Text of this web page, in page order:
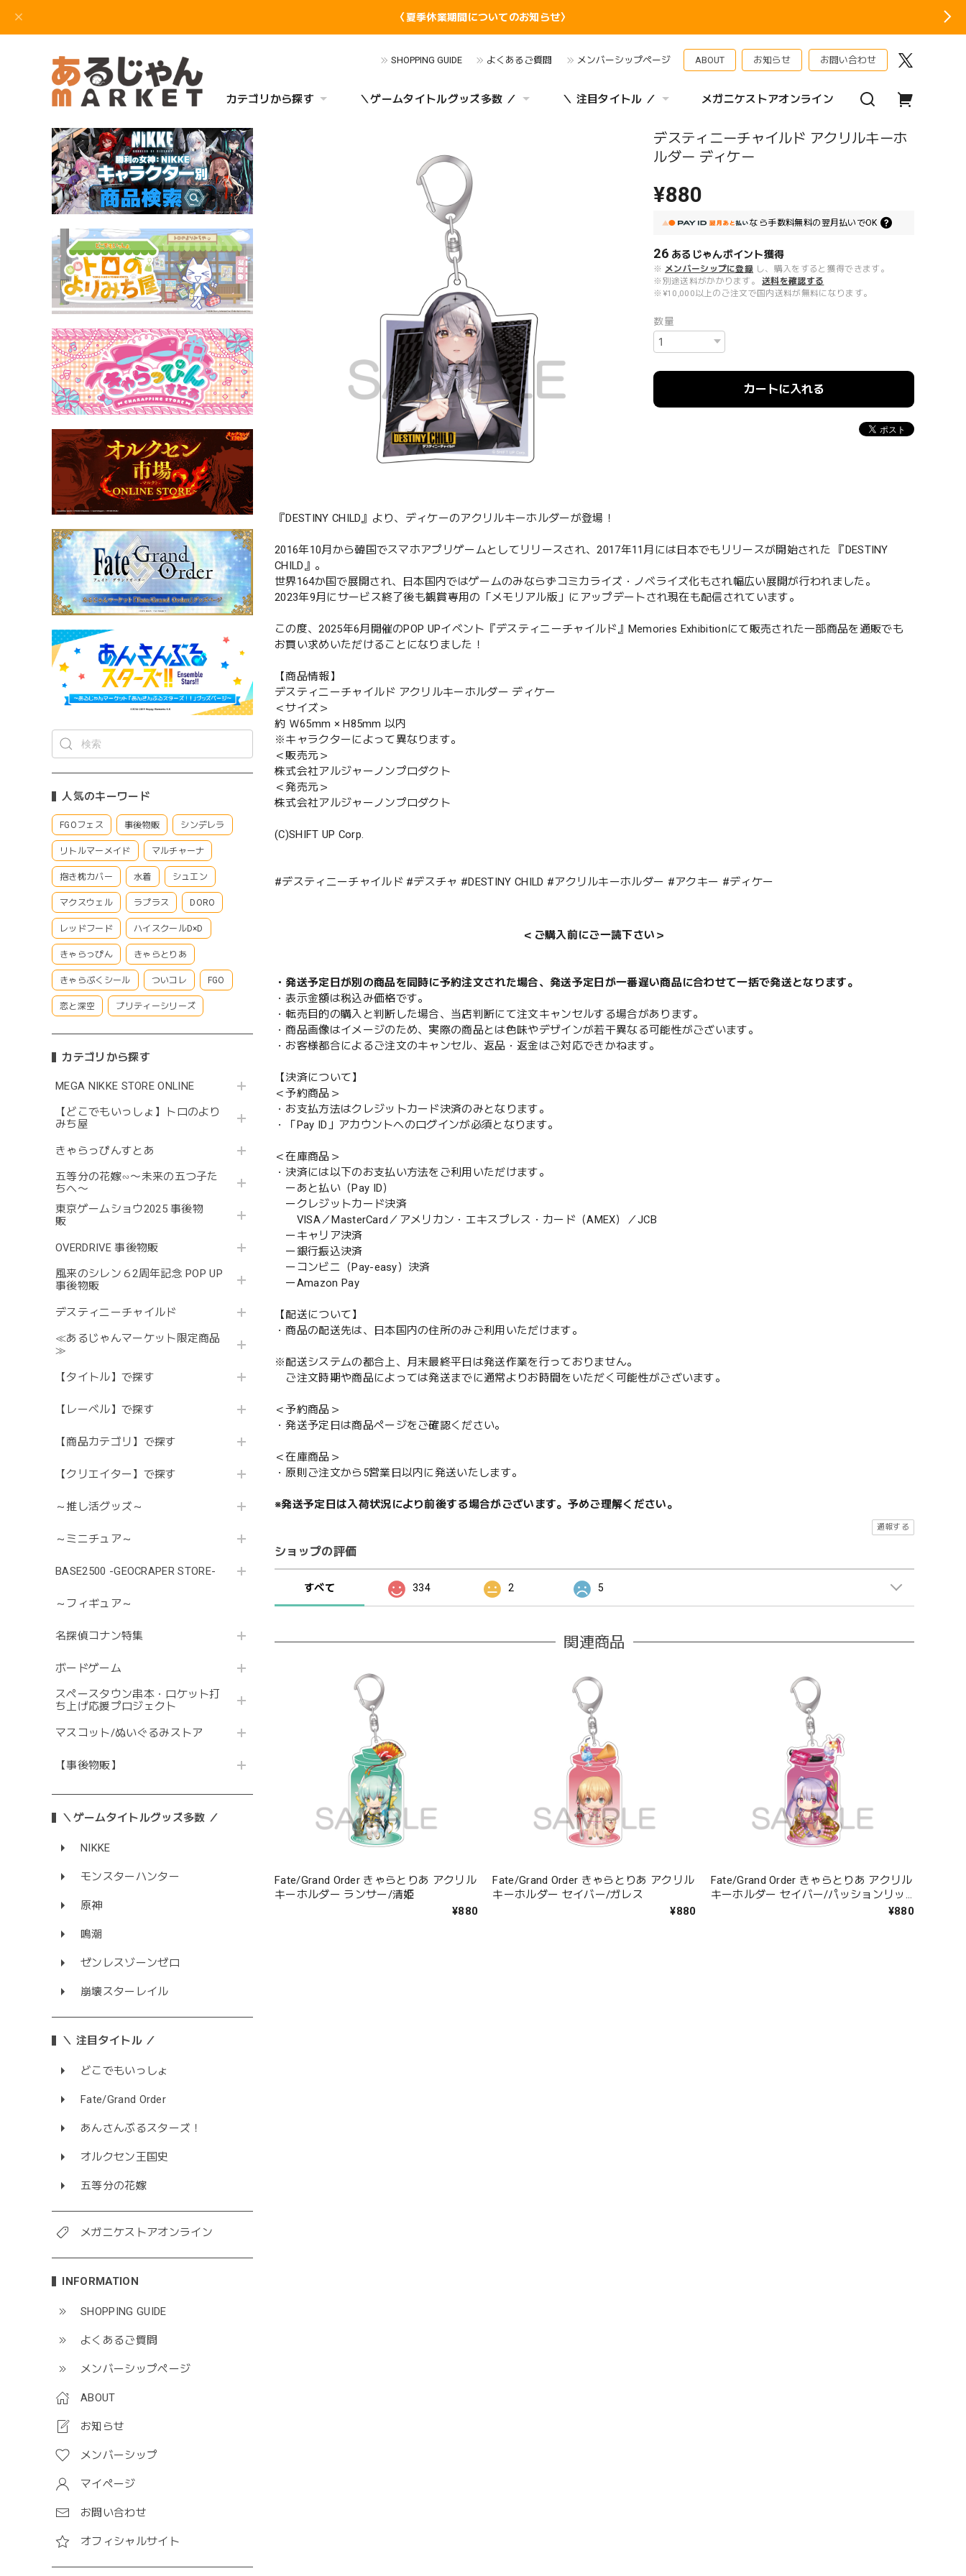
〈夏季休業期間についてのお知らせ〉
SHOPPING GUIDE よくあるご質問 メンバーシップページ ABOUT お知らせ お問い合わせ
カテゴリから探す ＼ゲームタイトルグッズ多数 ／ ＼ 注目タイトル ／ メガニケストアオンライン
人気のキーワード
FGOフェス 事後物販 シンデレラ
リトルマーメイド マルチャーナ
抱き枕カバー 水着 シュエン
マクスウェル ラプラス DORO
レッドフード ハイスクールD×D
きゃらっぴん きゃらとりあ
きゃらぷくシール ついコレ FGO
恋と深空 プリティーシリーズ
カテゴリから探す
MEGA NIKKE STORE ONLINE
【どこでもいっしょ】トロのより
みち屋
きゃらっぴんすとあ
五等分の花嫁∽〜未来の五つ子た
ちへ〜
東京ゲームショウ2025 事後物
販
OVERDRIVE 事後物販
風来のシレン６2周年記念 POP UP
事後物販
デスティニーチャイルド
≪あるじゃんマーケット限定商品
≫
【タイトル】で探す
【レーベル】で探す
【商品カテゴリ】で探す
【クリエイター】で探す
～推し活グッズ～
～ミニチュア～
BASE2500 -GEOCRAPER STORE-
～フィギュア～
名探偵コナン特集
ボードゲーム
スペースタウン串本・ロケット打
ち上げ応援プロジェクト
マスコット/ぬいぐるみストア
【事後物販】
＼ゲームタイトルグッズ多数 ／
NIKKE
モンスターハンター
原神
鳴潮
ゼンレスゾーンゼロ
崩壊スターレイル
＼ 注目タイトル ／
どこでもいっしょ
Fate/Grand Order
あんさんぶるスターズ！
オルクセン王国史
五等分の花嫁
メガニケストアオンライン
INFORMATION
SHOPPING GUIDE
よくあるご質問
メンバーシップページ
ABOUT
お知らせ
メンバーシップ
マイページ
お問い合わせ
オフィシャルサイト
デスティニーチャイルド アクリルキーホ
ルダー ディケー
¥880
なら手数料無料の 翌月払いでOK
26 あるじゃんポイント獲得
※ メンバーシップに登録 し、購入をすると獲得できます。
※別途送料がかかります。
送料を確認する
※¥10,000以上のご注文で国内送料が無料になります。
数量
カートに入れる
『DESTINY CHILD』より、ディケーのアクリルキーホルダーが登場！
2016年10月から韓国でスマホアプリゲームとしてリリースされ、2017年11月には日本でもリリースが開始された 『DESTINY
CHILD』。
世界164か国で展開され、日本国内ではゲームのみならずコミカライズ・ノベライズ化もされ幅広い展開が行われました。
2023年9月にサービス終了後も観賞専用の「メモリアル版」にアップデートされ現在も配信されています。
この度、2025年6月開催のPOP UPイベント『デスティニーチャイルド』Memories Exhibitionにて販売された一部商品を通販でも
お買い求めいただけることになりました！
【商品情報】
デスティニーチャイルド アクリルキーホルダー ディケー
＜サイズ＞
約 Ｗ65mm × H85mm 以内
※キャラクターによって異なります。
＜販売元＞
株式会社アルジャーノンプロダクト
＜発売元＞
株式会社アルジャーノンプロダクト
(C)SHIFT UP Corp.
#デスティニーチャイルド #デスチャ #DESTINY CHILD #アクリルキーホルダー #アクキー #ディケー
＜ご購入前にご一読下さい＞
・発送予定日が別の商品を同時に予約注文された場合、発送予定日が一番遅い商品に合わせて一括で発送となります。
・表示金額は税込み価格です。
・転売目的の購入と判断した場合、当店判断にて注文キャンセルする場合があります。
・商品画像はイメージのため、実際の商品とは色味やデザインが若干異なる可能性がございます。
・お客様都合によるご注文のキャンセル、返品・返金はご対応できかねます。
【決済について】
＜予約商品＞
・お支払方法はクレジットカード決済のみとなります。
・「Pay ID」アカウントへのログインが必須となります。
＜在庫商品＞
・決済には以下のお支払い方法をご利用いただけます。
ーあと払い（Pay ID）
ークレジットカード決済
VISA／MasterCard／アメリカン・エキスプレス・カード（AMEX）／JCB
ーキャリア決済
ー銀行振込決済
ーコンビニ（Pay-easy）決済
ーAmazon Pay
【配送について】
・商品の配送先は、日本国内の住所のみご利用いただけます。
※配送システムの都合上、月末最終平日は発送作業を行っておりません。
ご注文時期や商品によっては発送までに通常よりお時間をいただく可能性がございます。
＜予約商品＞
・発送予定日は商品ページをご確認ください。
＜在庫商品＞
・原則ご注文から5営業日以内に発送いたします。
※発送予定日は入荷状況により前後する場合がございます。予めご理解ください。
通報する
ショップの評価
すべて 334 2 5
関連商品
Fate/Grand Order きゃらとりあ アクリル
キーホルダー ランサー/清姫
¥880
Fate/Grand Order きゃらとりあ アクリル
キーホルダー セイバー/ガレス
¥880
Fate/Grand Order きゃらとりあ アクリル
キーホルダー セイバー/パッションリッ
¥880